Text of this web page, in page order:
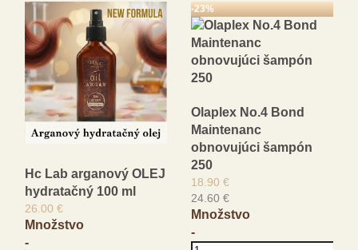
Hc Lab arganový OLEJ
hydratačný 100 ml
26.00 €
Množstvo
-
-23%
Olaplex No.4 Bond
Maintenanc
obnovujúci šampón
250
18.90 €
24.60 €
Množstvo
-